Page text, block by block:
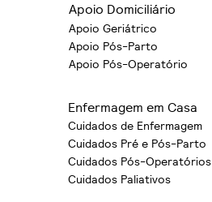
Apoio Domiciliário
Apoio Geriátrico
Apoio Pós-Parto
Apoio Pós-Operatório
Enfermagem em Casa
Cuidados de Enfermagem
Cuidados Pré e Pós-Parto
Cuidados Pós-Operatórios
Cuidados Paliativos